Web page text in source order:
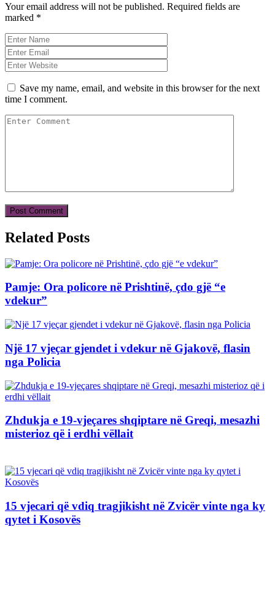
Your email address will not be published. Required fields are
marked *
Save my name, email, and website in this browser for the next
time I comment.
Related Posts
Pamje: Ora policore në Prishtinë, çdo gjë “e
vdekur”
Një 17 vjeçar gjendet i vdekur në Gjakovë, flasin
nga Policia
Zhdukja e 19-vjeçares shqiptare në Greqi, mesazhi
misterioz që i erdhi vëllait
15 vjecari që vdiq tragjikisht në Zvicër vinte nga ky
qytet i Kosovës